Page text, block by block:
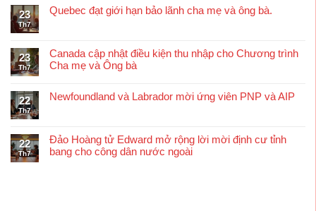
23
Th7
Quebec đạt giới hạn bảo lãnh cha mẹ và ông bà.
23
Th7
Canada cập nhật điều kiện thu nhập cho Chương trình
Cha mẹ và Ông bà
22
Th7
Newfoundland và Labrador mời ứng viên PNP và AIP
22
Th7
Đảo Hoàng tử Edward mở rộng lời mời định cư tỉnh
bang cho công dân nước ngoài